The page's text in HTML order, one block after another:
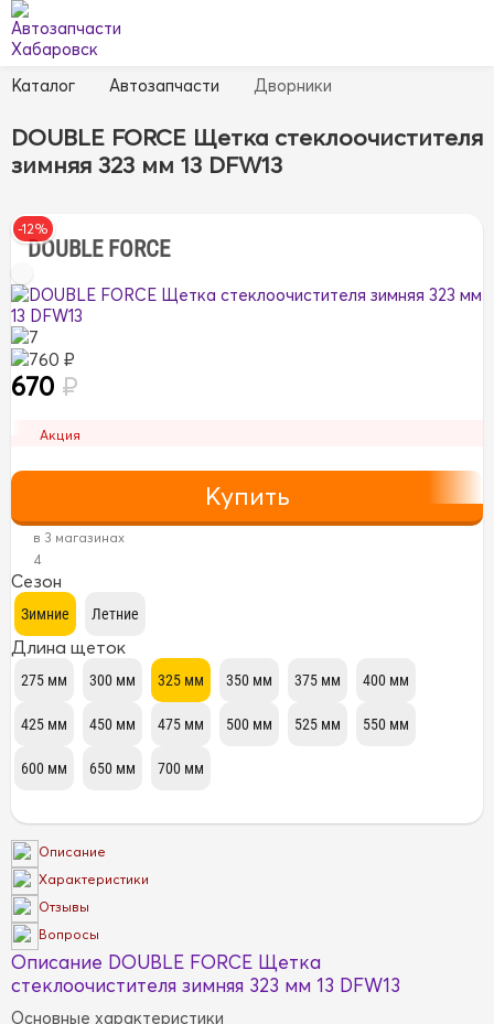
Каталог Автозапчасти Дворники
DOUBLE FORCE Щетка стеклоочистителя
зимняя 323 мм 13 DFW13
DOUBLE FORCE
-12%
7
760 ₽
670 ₽
Акция
в 3 магазинах
4
Сезон
Длина щеток
Описание
Характеристики
Отзывы
Вопросы
Описание DOUBLE FORCE Щетка
стеклоочистителя зимняя 323 мм 13 DFW13
Основные характеристики